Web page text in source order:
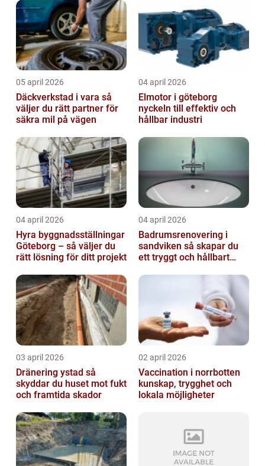
05 april 2026
Däckverkstad i vara så
väljer du rätt partner för
säkra mil på vägen
04 april 2026
Elmotor i göteborg
nyckeln till effektiv och
hållbar industri
04 april 2026
Hyra byggnadsställningar
Göteborg – så väljer du
rätt lösning för ditt projekt
04 april 2026
Badrumsrenovering i
sandviken så skapar du
ett tryggt och hållbart
03 april 2026
Dränering ystad så
skyddar du huset mot fukt
och framtida skador
02 april 2026
Vaccination i norrbotten
kunskap, trygghet och
lokala möjligheter